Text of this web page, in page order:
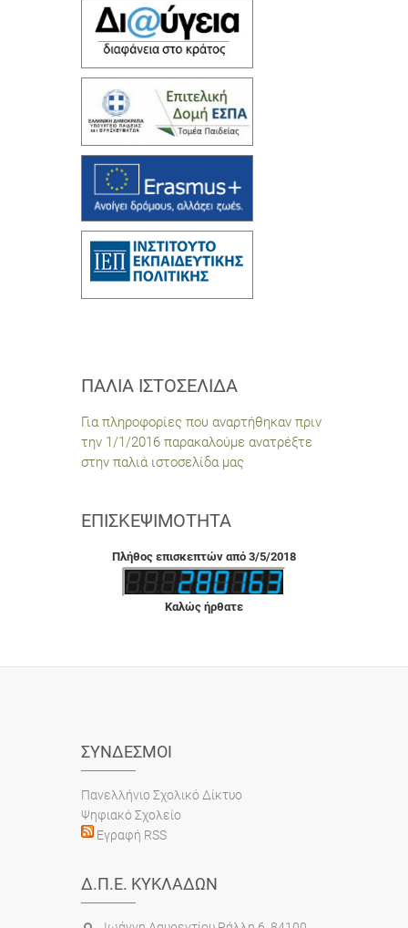
ΠΑΛΙΆ ΙΣΤΟΣΕΛΊΔΑ
Για πληροφορίες που αναρτήθηκαν πριν
την 1/1/2016 παρακαλούμε ανατρέξτε
στην παλιά ιστοσελίδα μας
ΕΠΙΣΚΕΨΙΜΌΤΗΤΑ
Πλήθος επισκεπτών από 3/5/2018
Καλώς ήρθατε
ΣΎΝΔΕΣΜΟΙ
Πανελλήνιο Σχολικό Δίκτυο
Ψηφιακό Σχολείο
Εγραφή RSS
Δ.Π.Ε. ΚΥΚΛΆΔΩΝ